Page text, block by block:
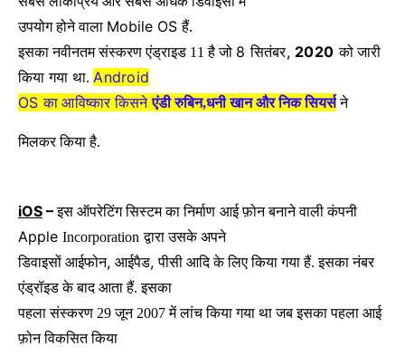
उपयोग होने वाला Mobile OSहैं.
इसका नवीनतम संस्करण एंड्राइड 11 है जो 8सितंबर, 2020 को जारी
किया गया था. Android
OSका आविष्कार किसने एंडी रुबिन,धनी खानऔरनिक सियर्सने
मिलकर किया है.
iOS –इस ऑपरेटिंग सिस्टम का निर्माण आई फ़ोन बनाने वाली कंपनी
Apple Incorporation द्वारा उसके अपने
डिवाइसों आईफोन, आईपैड,पीसी आदि के लिए किया गया हैं. इसका नंबर
एंड्रॉइड के बाद आता हैं. इसका
पहला संस्करण 29 जून 2007 में लांच किया गया था जब इसका पहला आई
फ़ोन विकसित किया